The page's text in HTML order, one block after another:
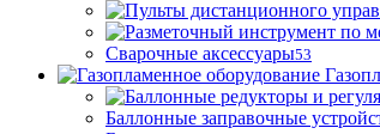
Сварочные аксессуары53
Баллонные заправочные